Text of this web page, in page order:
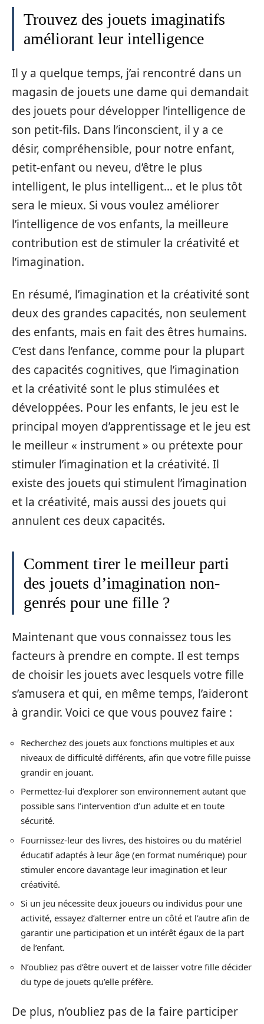
Trouvez des jouets imaginatifs
améliorant leur intelligence
Il y a quelque temps, j’ai rencontré dans un
magasin de jouets une dame qui demandait
des jouets pour développer l’intelligence de
son petit-fils. Dans l’inconscient, il y a ce
désir, compréhensible, pour notre enfant,
petit-enfant ou neveu, d’être le plus
intelligent, le plus intelligent… et le plus tôt
sera le mieux. Si vous voulez améliorer
l’intelligence de vos enfants, la meilleure
contribution est de stimuler la créativité et
l’imagination.
En résumé, l’imagination et la créativité sont
deux des grandes capacités, non seulement
des enfants, mais en fait des êtres humains.
C’est dans l’enfance, comme pour la plupart
des capacités cognitives, que l’imagination
et la créativité sont le plus stimulées et
développées. Pour les enfants, le jeu est le
principal moyen d’apprentissage et le jeu est
le meilleur « instrument » ou prétexte pour
stimuler l’imagination et la créativité. Il
existe des jouets qui stimulent l’imagination
et la créativité, mais aussi des jouets qui
annulent ces deux capacités.
Comment tirer le meilleur parti
des jouets d’imagination non-
genrés pour une fille ?
Maintenant que vous connaissez tous les
facteurs à prendre en compte. Il est temps
de choisir les jouets avec lesquels votre fille
s’amusera et qui, en même temps, l’aideront
à grandir. Voici ce que vous pouvez faire :
Recherchez des jouets aux fonctions multiples et aux
niveaux de difficulté différents, afin que votre fille puisse
grandir en jouant.
Permettez-lui d’explorer son environnement autant que
possible sans l’intervention d’un adulte et en toute
sécurité.
Fournissez-leur des livres, des histoires ou du matériel
éducatif adaptés à leur âge (en format numérique) pour
stimuler encore davantage leur imagination et leur
créativité.
Si un jeu nécessite deux joueurs ou individus pour une
activité, essayez d’alterner entre un côté et l’autre afin de
garantir une participation et un intérêt égaux de la part
de l’enfant.
N’oubliez pas d’être ouvert et de laisser votre fille décider
du type de jouets qu’elle préfère.
De plus, n’oubliez pas de la faire participer